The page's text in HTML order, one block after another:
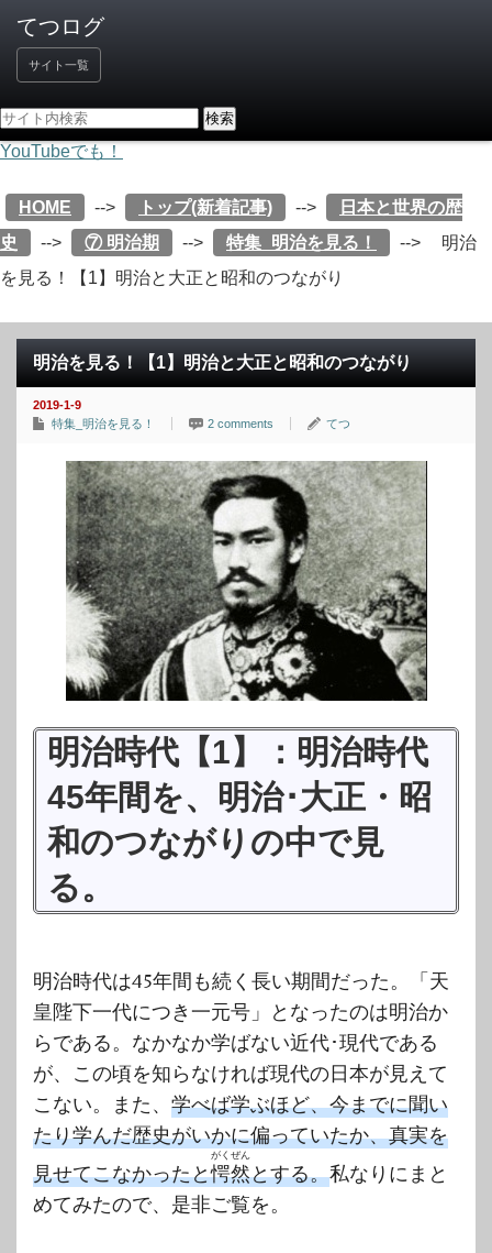
サイト一覧
YouTubeでも！
HOME --> トップ(新着記事) -->
日本と世界の歴
史
--> ⑦ 明治期 --> 特集_明治を見る！ -->
明治
を見る！【1】明治と大正と昭和のつながり
明治を見る！【1】明治と大正と昭和のつながり
2019-1-9
特集_明治を見る！
2 comments てつ
明治時代【1】：明治時代
45年間を、明治･大正・昭
和のつながりの中で見
る。
明治時代は45年間も続く長い期間だった。「天
皇陛下一代につき一元号」となったのは明治か
らである。なかなか学ばない近代･現代である
が、この頃を知らなければ現代の日本が見えて
こない。また、 学べば学ぶほど、今までに聞い
たり学んだ歴史がいかに偏っていたか、真実を
見せてこなかったと愕然
がくぜん
とする。私なりにまと
めてみたので、是非ご覧を。